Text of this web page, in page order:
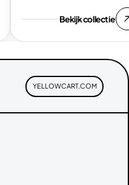
Bekijk collectie
YELLOWCART.COM